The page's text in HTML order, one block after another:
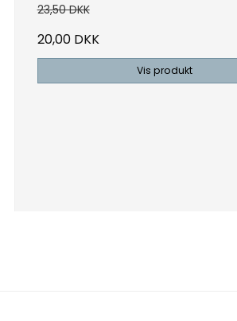
23,50 DKK
20,00 DKK
Vis produkt